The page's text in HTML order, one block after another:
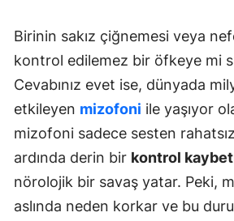
Birinin sakız çiğnemesi veya
kontrol edilemez bir öfkeye mi
Cevabınız evet ise, dünyada
etkileyen mizofoni ile yaşıyor
mizofoni sadece sesten
ardında derin bir kontrol
nörolojik bir savaş yatar. Peki,
aslında neden korkar ve bu